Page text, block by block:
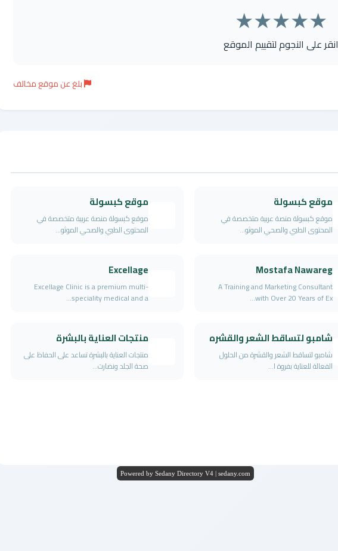
★
★
★
★
★
انقر على النجوم لتقييم الموقع
بلغ عن موقع مخالف
موقع كبسولة
موقع كبسولة منصة عربية متخصصة في
المحتوى الطبي والصحي الموثو...
موقع كبسولة
موقع كبسولة منصة عربية متخصصة في
المحتوى الطبي والصحي الموثو...
Mostafa Nawareg
A Training and Marketing Consultant
with Over 20 Years of Ex...
Excellage
Excellage Clinic is a premium multi-
speciality medical and a...
شامبو لتساقط الشعر والقشره
شامبو لتساقط الشعر والقشرة من الحلول
الفعالة للعناية بفروة ا...
منتجات العناية بالبشرة
منتجات العناية بالبشرة تساعد على الحفاظ على
صحة الجلد ونضارت...
Powered by Sedany Directory V4 | sedany.com